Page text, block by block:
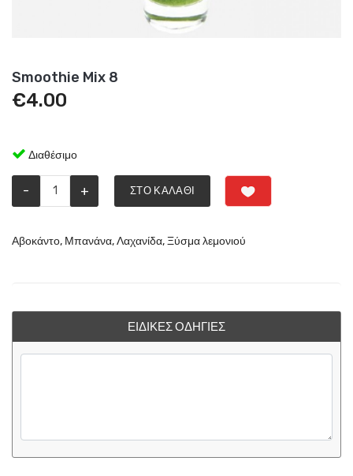
Smoothie Mix 8
€4.00
Διαθέσιμο
- + ΣΤΟ ΚΑΛΆΘΙ
Αβοκάντο, Μπανάνα, Λαχανίδα, Ξύσμα λεμονιού
ΕΙΔΙΚΈΣ ΟΔΗΓΊΕΣ